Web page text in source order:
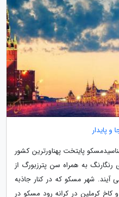
و پایدار
پایتخت پهناورترین کشور
رنگارنگ به همراه سن پترزبورگ از
آیند. شهر مسکو که در کنار جاذبه
کرملین در کرانه رود مسکو در